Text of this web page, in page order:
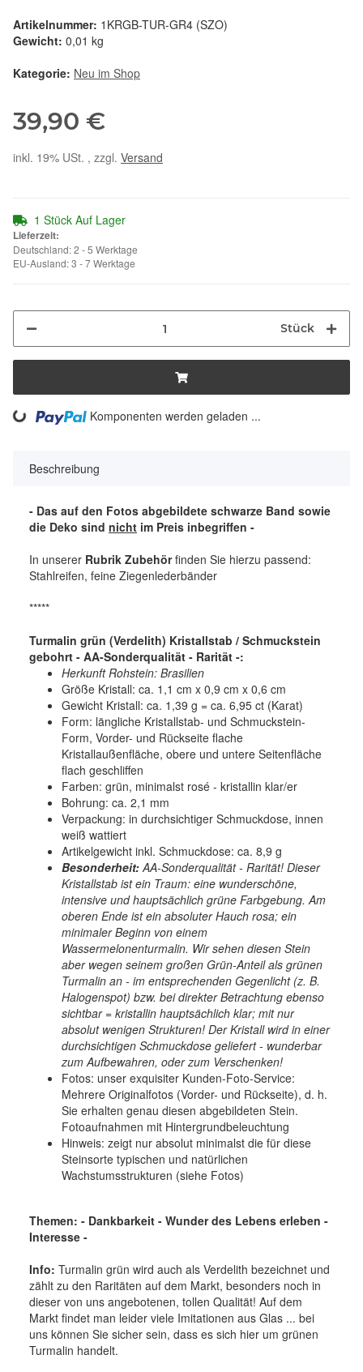
Artikelnummer: 1KRGB-TUR-GR4 (SZO)
Gewicht: 0,01 kg
Kategorie: Neu im Shop
39,90 €
inkl. 19% USt. , zzgl. Versand
1 Stück Auf Lager
Lieferzeit:
Deutschland: 2 - 5 Werktage
EU-Ausland: 3 - 7 Werktage
Stück
Komponenten werden geladen ...
Beschreibung
- Das auf den Fotos abgebildete schwarze Band sowie
die Deko sind nicht im Preis inbegriffen -
In unserer Rubrik Zubehörfinden Sie hierzu passend:
Stahlreifen, feine Ziegenlederbänder
*****
Turmalin grün (Verdelith) Kristallstab / Schmuckstein
gebohrt - AA-Sonderqualität - Rarität -:
Herkunft Rohstein: Brasilien
Größe Kristall: ca. 1,1 cm x 0,9 cm x 0,6 cm
Gewicht Kristall: ca. 1,39 g = ca. 6,95 ct (Karat)
Form: längliche Kristallstab- und Schmuckstein-
Form, Vorder- und Rückseite flache
Kristallaußenfläche, obere und untere Seitenfläche
flach geschliffen
Farben: grün, minimalst rosé - kristallin klar/er
Bohrung: ca. 2,1 mm
Verpackung: in durchsichtiger Schmuckdose, innen
weiß wattiert
Artikelgewicht inkl. Schmuckdose: ca. 8,9 g
Besonderheit: AA-Sonderqualität - Rarität! Dieser
Kristallstab ist ein Traum: eine wunderschöne,
intensive und hauptsächlich grüne Farbgebung. Am
oberen Ende ist ein absoluter Hauch rosa; ein
minimaler Beginn von einem
Wassermelonenturmalin. Wir sehen diesen Stein
aber wegen seinem großen Grün-Anteil als grünen
Turmalin an - im entsprechenden Gegenlicht (z. B.
Halogenspot) bzw. bei direkter Betrachtung ebenso
sichtbar = kristallin hauptsächlich klar; mit nur
absolut wenigen Strukturen! Der Kristall wird in einer
durchsichtigen Schmuckdose geliefert - wunderbar
zum Aufbewahren, oder zum Verschenken!
Fotos: unser exquisiter Kunden-Foto-Service:
Mehrere Originalfotos (Vorder- und Rückseite), d. h.
Sie erhalten genau diesen abgebildeten Stein.
Fotoaufnahmen mit Hintergrundbeleuchtung
Hinweis: zeigt nur absolut minimalst die für diese
Steinsorte typischen und natürlichen
Wachstumsstrukturen (siehe Fotos)
Themen: - Dankbarkeit - Wunder des Lebens erleben -
Interesse -
Info: Turmalin grün wird auch als Verdelith bezeichnet und
zählt zu den Raritäten auf dem Markt, besonders noch in
dieser von uns angebotenen, tollen Qualität! Auf dem
Markt findet man leider viele Imitationen aus Glas ... bei
uns können Sie sicher sein, dass es sich hier um grünen
Turmalin handelt.